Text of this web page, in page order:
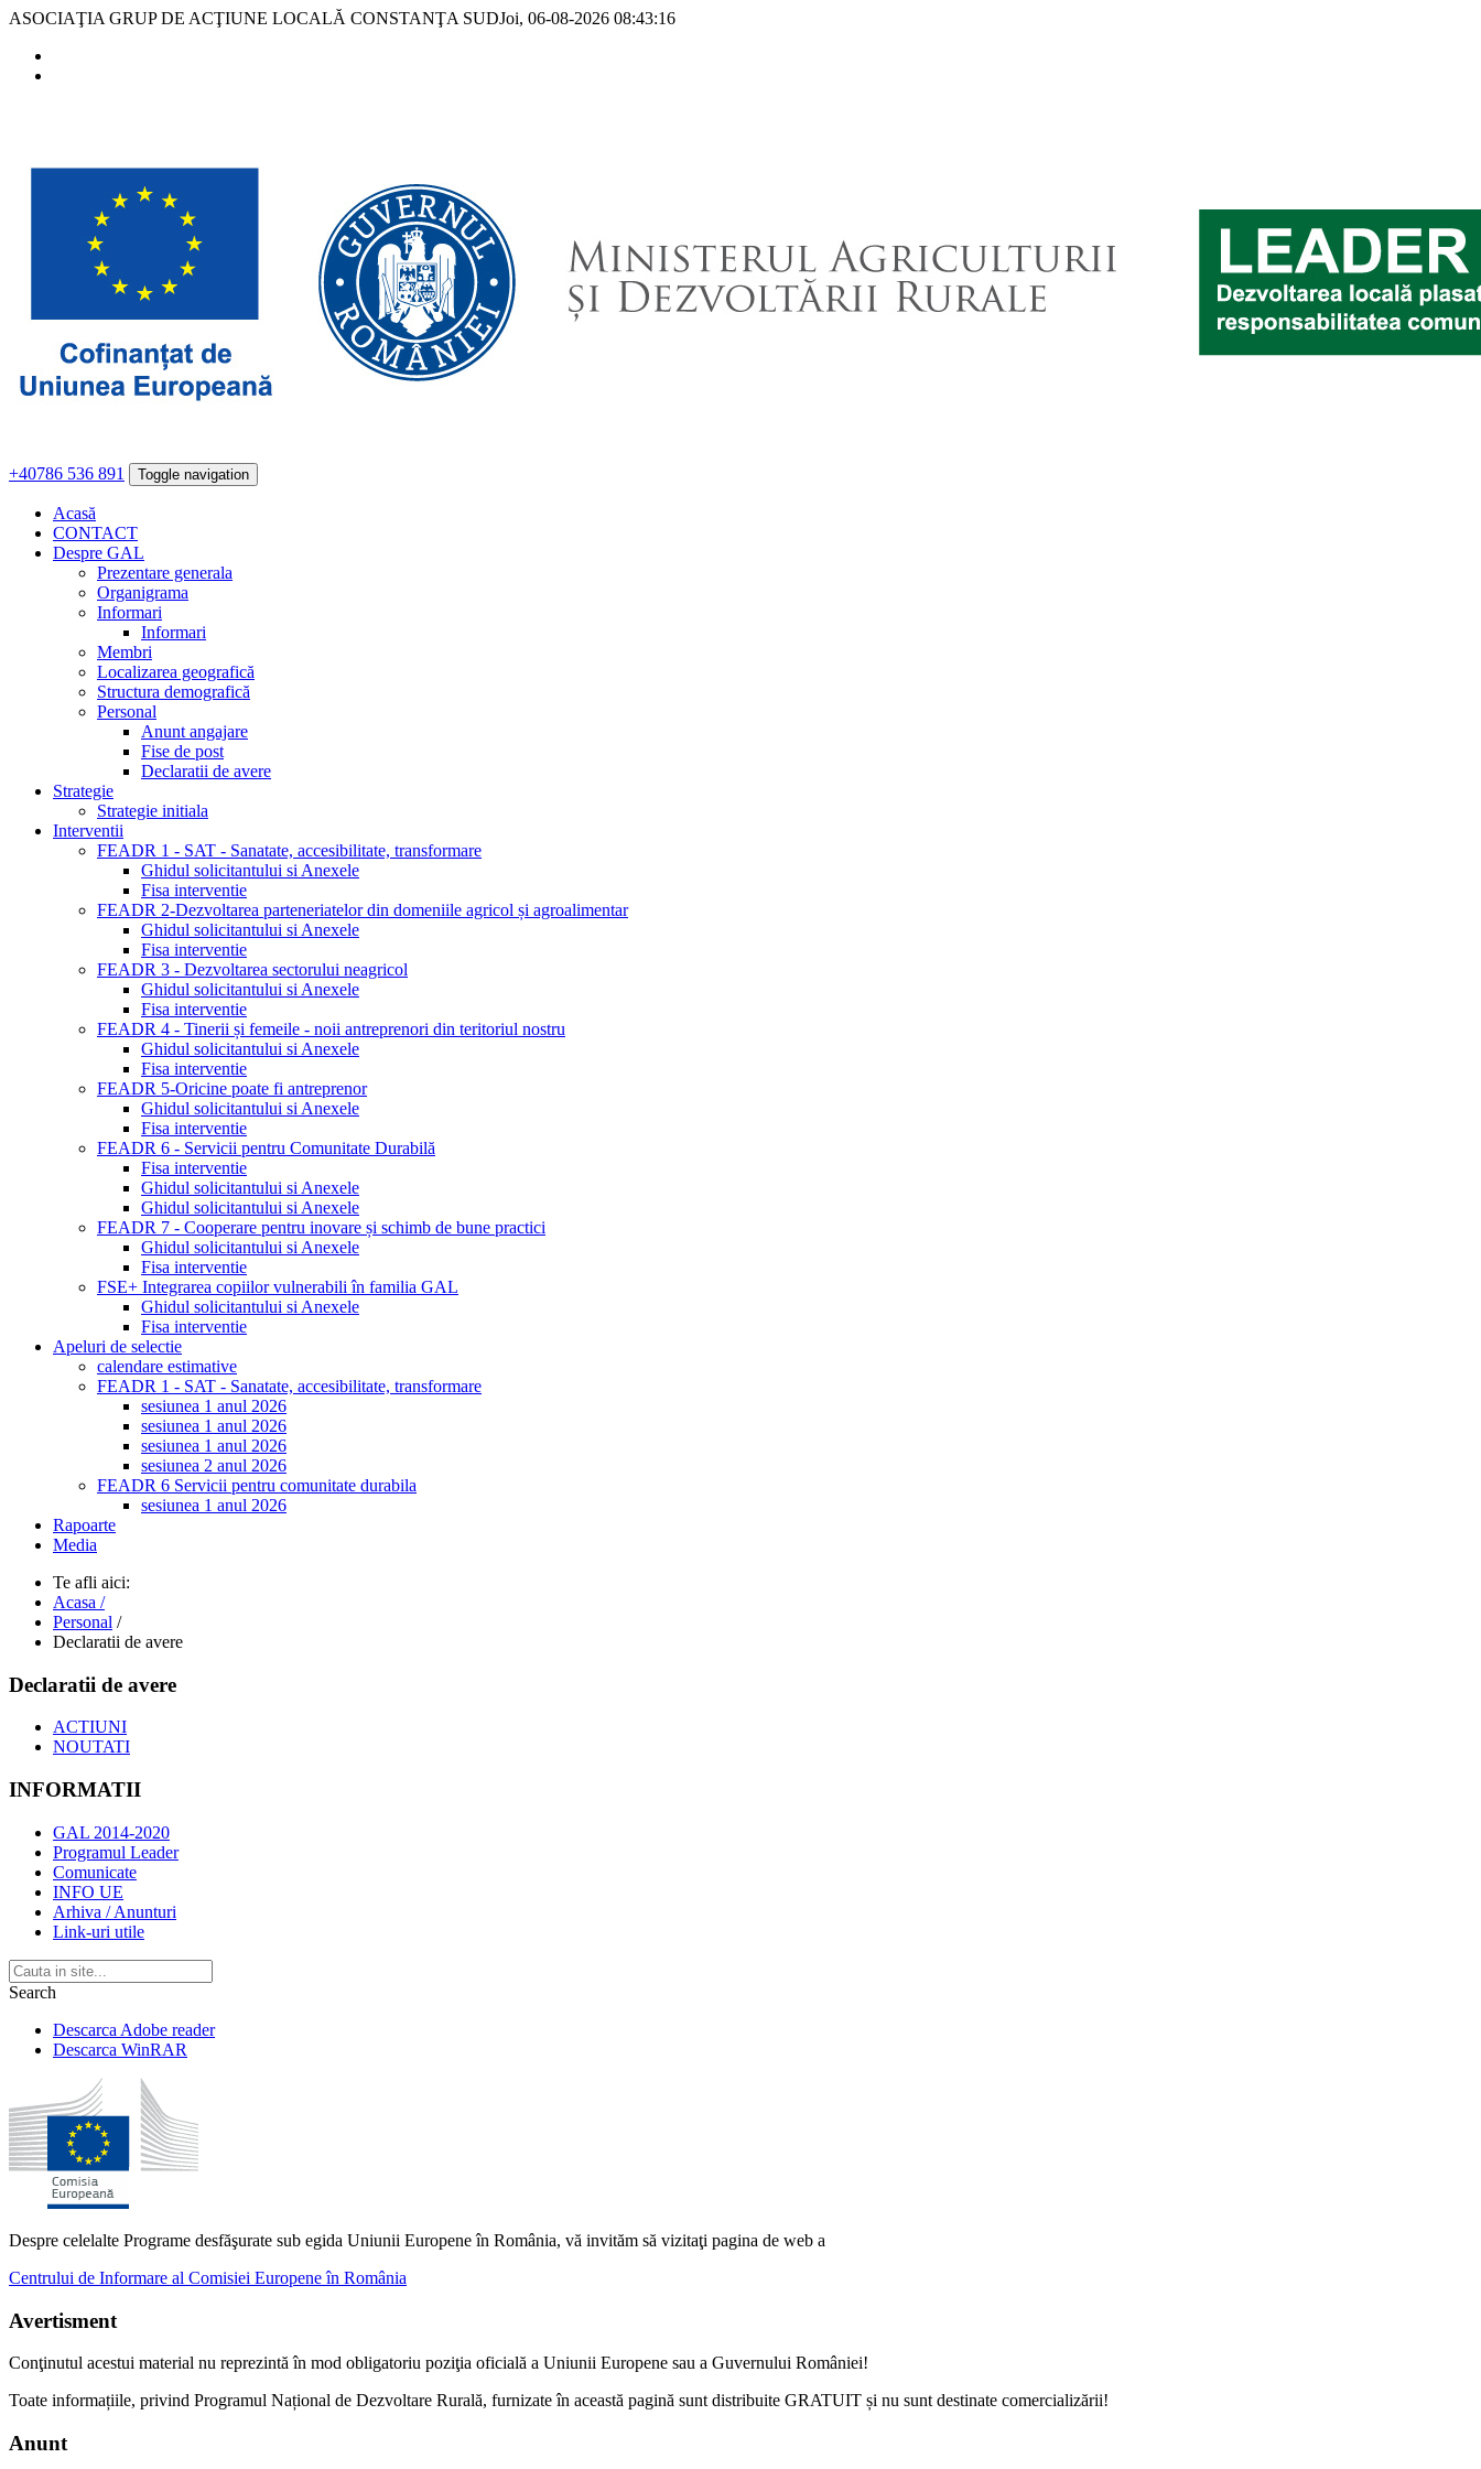
ASOCIAŢIA GRUP DE ACŢIUNE LOCALĂ CONSTANŢA SUDJoi, 06-08-2026 08:43:16
+40786 536 891 Toggle navigation
Acasă
CONTACT
Despre GAL
Prezentare generala
Organigrama
Informari
Informari
Membri
Localizarea geografică
Structura demografică
Personal
Anunt angajare
Fise de post
Declaratii de avere
Strategie
Strategie initiala
Interventii
FEADR 1 - SAT - Sanatate, accesibilitate, transformare
Ghidul solicitantului si Anexele
Fisa interventie
FEADR 2-Dezvoltarea parteneriatelor din domeniile agricol și agroalimentar
Ghidul solicitantului si Anexele
Fisa interventie
FEADR 3 - Dezvoltarea sectorului neagricol
Ghidul solicitantului si Anexele
Fisa interventie
FEADR 4 - Tinerii și femeile - noii antreprenori din teritoriul nostru
Ghidul solicitantului si Anexele
Fisa interventie
FEADR 5-Oricine poate fi antreprenor
Ghidul solicitantului si Anexele
Fisa interventie
FEADR 6 - Servicii pentru Comunitate Durabilă
Fisa interventie
Ghidul solicitantului si Anexele
Ghidul solicitantului si Anexele
FEADR 7 - Cooperare pentru inovare și schimb de bune practici
Ghidul solicitantului si Anexele
Fisa interventie
FSE+ Integrarea copiilor vulnerabili în familia GAL
Ghidul solicitantului si Anexele
Fisa interventie
Apeluri de selectie
calendare estimative
FEADR 1 - SAT - Sanatate, accesibilitate, transformare
sesiunea 1 anul 2026
sesiunea 1 anul 2026
sesiunea 1 anul 2026
sesiunea 2 anul 2026
FEADR 6 Servicii pentru comunitate durabila
sesiunea 1 anul 2026
Rapoarte
Media
Te afli aici:
Acasa /
Personal /
Declaratii de avere
Declaratii de avere
ACTIUNI
NOUTATI
INFORMATII
GAL 2014-2020
Programul Leader
Comunicate
INFO UE
Arhiva / Anunturi
Link-uri utile
Search
Descarca Adobe reader
Descarca WinRAR
Despre celelalte Programe desfăşurate sub egida Uniunii Europene în România, vă invităm să vizitaţi pagina de web a
Centrului de Informare al Comisiei Europene în România
Avertisment
Conţinutul acestui material nu reprezintă în mod obligatoriu poziţia oficială a Uniunii Europene sau a Guvernului României!
Toate informațiile, privind Programul Național de Dezvoltare Rurală, furnizate în această pagină sunt distribuite GRATUIT și nu sunt destinate comercializării!
Anunt